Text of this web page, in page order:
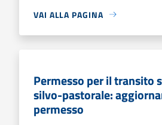
VAI ALLA PAGINA
Permesso per il transito
silvo-pastorale:
permesso